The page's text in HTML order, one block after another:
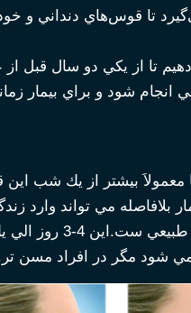
تا قوس‌هاي دنداني و
تا از يكي دو سال قبل از
سالگي رسيد بلافاصله جراحي انجام شود و
بيشتر از يك شب اين
بلافاصله مي تواند وارد
سر كار برود.بعد از جراحي مقداري
شود مگر در افراد مسن